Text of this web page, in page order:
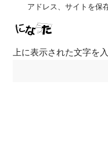
アドレス、サイトを保
上に表示された文字を